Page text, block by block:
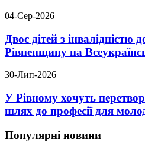
04-Сер-2026
Двоє дітей з інвалідністю
Рівненщину на
30-Лип-2026
У Рівному хочуть
шлях до професії для
Популярні новини